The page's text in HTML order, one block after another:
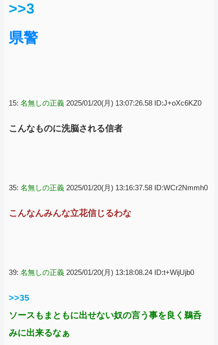
>>3
県警
15: 名無しの正義 2025/01/20(月) 13:07:26.58 ID:J+oXc6KZ0
こんなものに洗脳される信者
35: 名無しの正義 2025/01/20(月) 13:16:37.58 ID:WCr2Nmmh0
こんなんみんな立花信じるわな
39: 名無しの正義 2025/01/20(月) 13:18:08.24 ID:t+WijUjb0
>>35
ソースもまともに出せない奴の言う事を良く鵜呑
みに出来るなぁ